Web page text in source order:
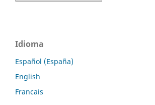
Idioma
Español (España)
English
Francais